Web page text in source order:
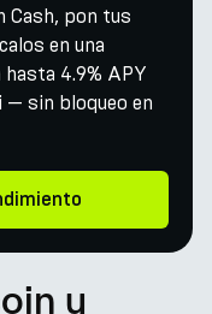
Cash, pon tus
en una
4.9% APY
— sin bloqueo en
y